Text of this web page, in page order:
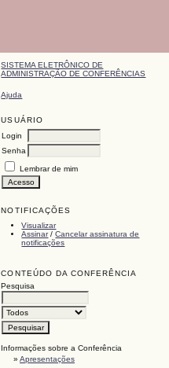
SISTEMA ELETRÔNICO DE
ADMINISTRAÇÃO DE CONFERÊNCIAS
Ajuda
USUÁRIO
Login
Senha
Lembrar de mim
NOTIFICAÇÕES
Visualizar
Assinar/Cancelar assinatura de
notificações
CONTEÚDO DA CONFERÊNCIA
Pesquisa
Informações sobre a Conferência
»Apresentações